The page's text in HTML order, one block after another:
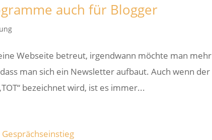
auch für Blogger
Webseite betreut, irgendwann möchte man mehr
man sich ein Newsletter aufbaut. Auch wenn der
bezeichnet wird, ist es immer...